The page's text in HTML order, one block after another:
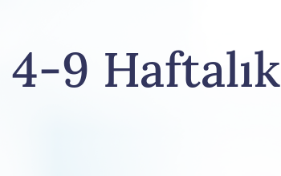
4-9 Haftalık